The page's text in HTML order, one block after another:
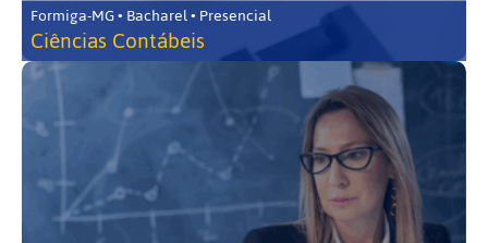
Formiga-MG • Bacharel • Presencial
Ciências Contábeis